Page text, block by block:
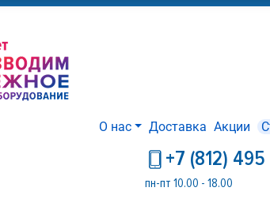
О нас Доставка Акции
+7 (812)
пн-пт 10.00 - 18.00